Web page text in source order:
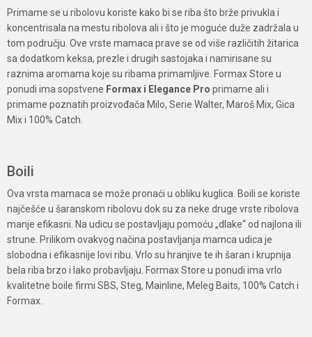
Primame se u ribolovu koriste kako bi se riba što brže privukla i
koncentrisala na mestu ribolova ali i što je moguće duže zadržala u
tom području. Ove vrste mamaca prave se od više različitih žitarica
sa dodatkom keksa, prezle i drugih sastojaka i namirisane su
raznima aromama koje su ribama primamljive. Formax Store u
ponudi ima sopstvene Formax i Elegance Pro primame ali i
primame poznatih proizvođača Milo, Serie Walter, Maroš Mix, Gica
Mix i 100% Catch.
Boili
Ova vrsta mamaca se može pronaći u obliku kuglica. Boili se koriste
najčešće u šaranskom ribolovu dok su za neke druge vrste ribolova
manje efikasni. Na udicu se postavljaju pomoću „dlake“ od najlona ili
strune. Prilikom ovakvog načina postavljanja mamca udica je
slobodna i efikasnije lovi ribu. Vrlo su hranjive te ih šaran i krupnija
bela riba brzo i lako probavljaju. Formax Store u ponudi ima vrlo
kvalitetne boile firmi SBS, Steg, Mainline, Meleg Baits, 100% Catch i
Formax.